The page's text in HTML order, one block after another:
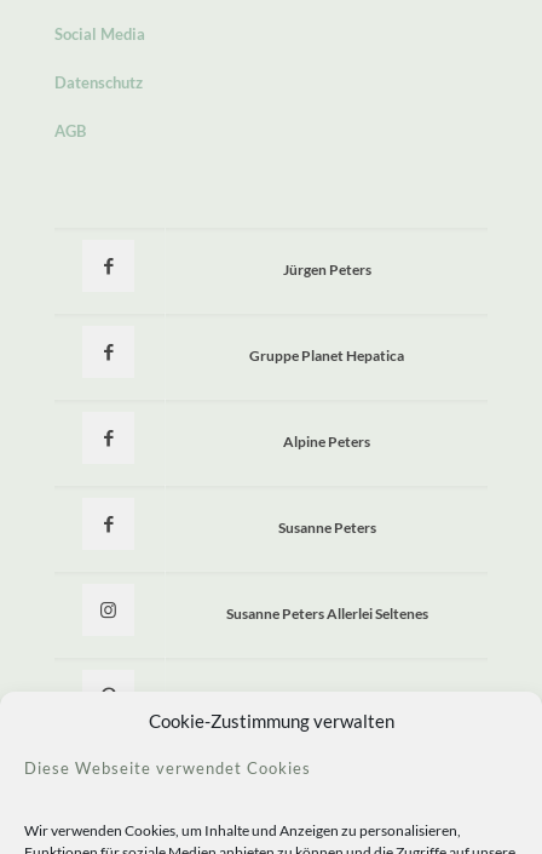
Cookie-Zustimmung verwalten
Diese Webseite verwendet Cookies
Wir verwenden Cookies, um Inhalte und Anzeigen zu personalisieren,
Social Media
Datenschutz
AGB
Jürgen Peters
Gruppe Planet Hepatica
Alpine Peters
Susanne Peters
Susanne Peters Allerlei Seltenes